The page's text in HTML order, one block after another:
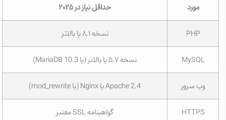
مورد
حداقل نیاز در ۲۰۲۵
PHP
نسخه ۸.۱ یا بالاتر
MySQL
نسخه ۵.۷ یا بالاتر (یا MariaDB 10.3)
وب سرور
Apache 2.4 یا Nginx (با mod_rewrite)
HTTPS
گواهینامه SSL معتبر